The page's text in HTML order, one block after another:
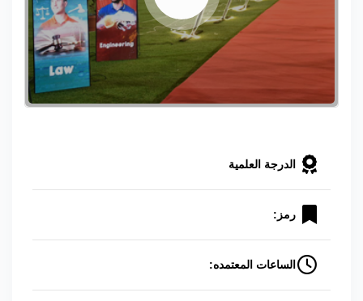
الدرجة العلمية
رمز:
الساعات المعتمده: